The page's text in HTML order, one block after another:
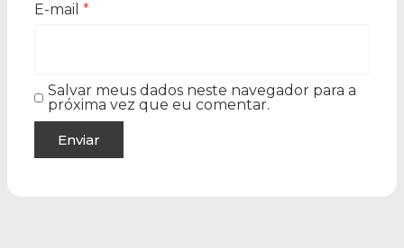
E-mail *
Salvar meus dados neste navegador para a
próxima vez que eu comentar.